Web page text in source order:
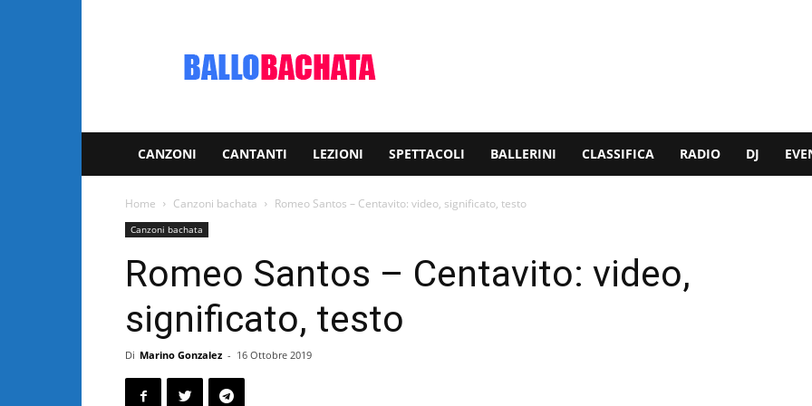
video
CANZONI CANTANTI LEZIONI SPETTACOLI BALLERINI CLASSIFICA RADIO DJ
Home Canzoni bachata Romeo Santos – Centavito: video, significato, testo
Canzoni bachata
Romeo Santos – Centavito: video,
significato, testo
Di Marino Gonzalez - 16 Ottobre 2019